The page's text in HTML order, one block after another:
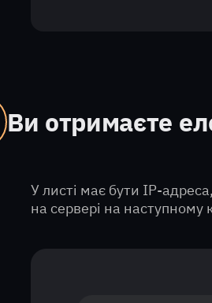
Ви отримаєте
У листі має бути IP-
на сервері на наступному